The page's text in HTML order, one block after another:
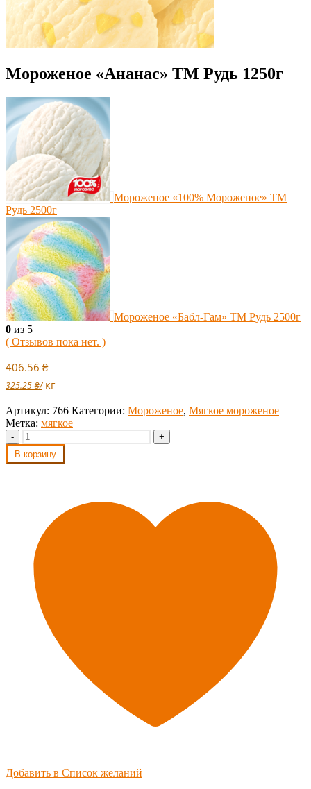
Мороженое «Ананас» ТМ Рудь 1250г
Мороженое «100% Мороженое» ТМ
Рудь 2500г
Мороженое «Бабл-Гам» ТМ Рудь 2500г
0 из 5
( Отзывов пока нет. )
406.56 ₴
325.25₴/ кг
Артикул: 766 Категории: Мороженое, Мягкое мороженое
Метка: мягкое
-
+
В корзину
Добавить в Список желаний